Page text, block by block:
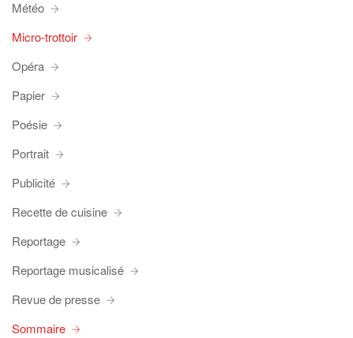
Météo
Micro-trottoir
Opéra
Papier
Poésie
Portrait
Publicité
Recette de cuisine
Reportage
Reportage musicalisé
Revue de presse
Sommaire